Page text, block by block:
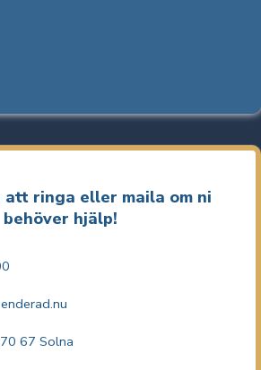
att ringa eller maila om ni
behöver hjälp!
67 Solna